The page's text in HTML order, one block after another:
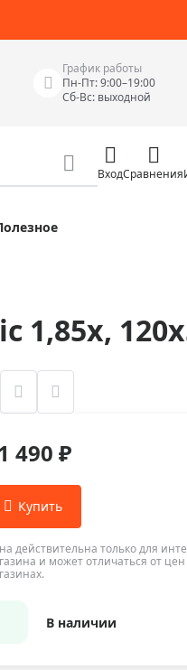
График работы
Пн-Пт: 9:00–19:00
Сб-Вс: выходной
Измерительные
Цифровые уровни и
Приборы
Приборы теплового
Детекторы проводки
Влагомеры (датчики
Измерители
среды
Видеоэндоскопы
ВходСравнения
1,85x,
490 ₽
действительна только для
и может отличаться от
В наличии